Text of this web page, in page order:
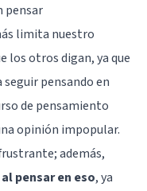
pensar
limita nuestro
los otros digan, ya que
pensando en
de pensamiento
opinión impopular.
además,
pensar en eso, ya